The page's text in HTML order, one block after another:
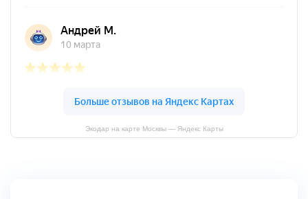
Экодар на карте Москвы — Яндекс Карты